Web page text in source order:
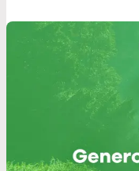
psychology research,
kids who didn’t rebel, and
plan will give you the run-
more or purchase the